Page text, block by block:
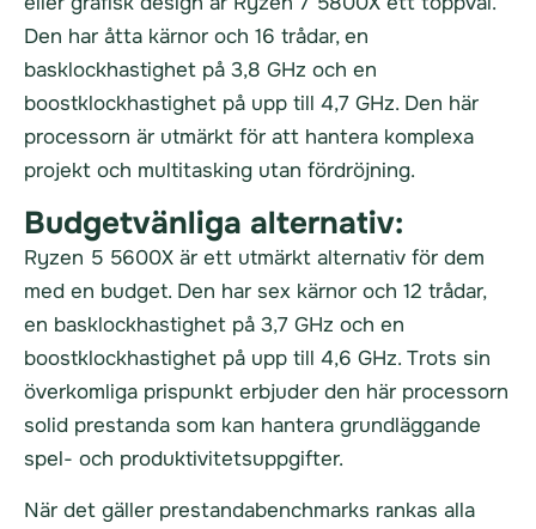
Den har åtta kärnor och 16 trådar, en
basklockhastighet på 3,8 GHz och en
boostklockhastighet på upp till 4,7 GHz. Den här
processorn är utmärkt för att hantera komplexa
projekt och multitasking utan fördröjning.
Budgetvänliga alternativ:
Ryzen 5 5600X är ett utmärkt alternativ för dem
med en budget. Den har sex kärnor och 12 trådar,
en basklockhastighet på 3,7 GHz och en
boostklockhastighet på upp till 4,6 GHz. Trots sin
överkomliga prispunkt erbjuder den här processorn
solid prestanda som kan hantera grundläggande
spel- och produktivitetsuppgifter.
När det gäller prestandabenchmarks rankas alla